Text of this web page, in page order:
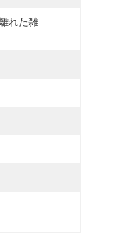
れた雑